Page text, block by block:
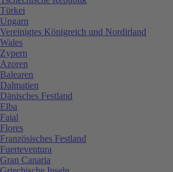
Türkei
Ungarn
Vereinigtes Königreich und Nordirland
Wales
Zypern
Azoren
Balearen
Dalmatien
Dänisches Festland
Elba
Faial
Flores
Französisches Festland
Fuerteventura
Gran Canaria